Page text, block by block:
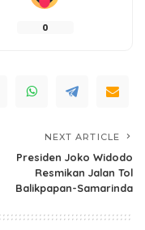
0
NEXT ARTICLE
Presiden Joko Widodo
Resmikan Jalan Tol
Balikpapan-Samarinda